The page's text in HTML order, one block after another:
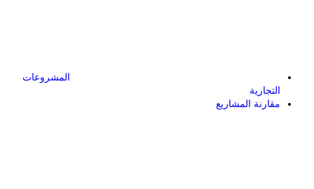
المشروعات
التجارية
مقارنة المشاريع